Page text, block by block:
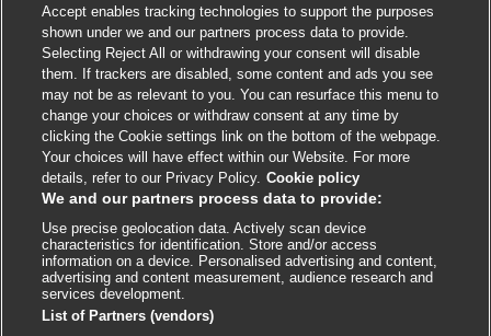
External
link
opens
in
a
new
window
External
link
opens
in
a
new
window
External
link
opens
in
a
new
window
External
link
opens
in
a
new
window
External
link
opens
in
a
new
window
© BMJ Publishing Group 2026
ISSN 2515-9615
Accept enables tracking technologies to support the purposes
shown under we and our partners process data to provide.
Selecting Reject All or withdrawing your consent will disable
them. If trackers are disabled, some content and ads you see
may not be as relevant to you. You can resurface this menu to
change your choices or withdraw consent at any time by
clicking the Cookie settings link on the bottom of the webpage.
Your choices will have effect within our Website. For more
details, refer to our Privacy Policy. Cookie policy
We and our partners process data to provide:
Use precise geolocation data. Actively scan device
characteristics for identification. Store and/or access
information on a device. Personalised advertising and content,
advertising and content measurement, audience research and
services development.
List of Partners (vendors)